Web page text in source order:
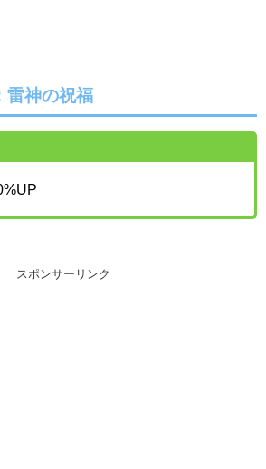
雷神の祝福
スポンサーリンク